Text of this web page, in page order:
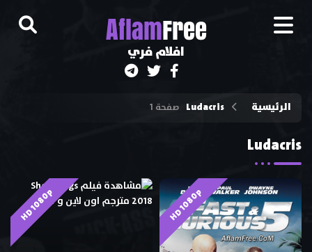
AflamFree
افلام فري
الرئيسية Ludacris صفحة 1
Ludacris
HD 1080p
HD 1080p